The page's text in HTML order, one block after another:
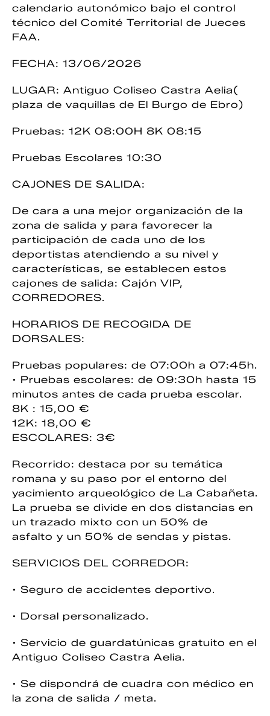
calendario autonómico bajo el control
técnico del Comité Territorial de Jueces
FAA.
FECHA: 13/06/2026
LUGAR: Antiguo Coliseo Castra Aelia(
plaza de vaquillas de El Burgo de Ebro)
Pruebas: 12K 08:00H 8K 08:15
Pruebas Escolares 10:30
CAJONES DE SALIDA:
De cara a una mejor organización de la
zona de salida y para favorecer la
participación de cada uno de los
deportistas atendiendo a su nivel y
características, se establecen estos
cajones de salida: Cajón VIP,
CORREDORES.
HORARIOS DE RECOGIDA DE
DORSALES:
Pruebas populares: de 07:00h a 07:45h.
• Pruebas escolares: de 09:30h hasta 15
minutos antes de cada prueba escolar.
8K : 15,00 €
12K: 18,00 €
ESCOLARES: 3€
Recorrido: destaca por su temática
romana y su paso por el entorno del
yacimiento arqueológico de La Cabañeta.
La prueba se divide en dos distancias en
un trazado mixto con un 50% de
asfalto y un 50% de sendas y pistas.
SERVICIOS DEL CORREDOR:
• Seguro de accidentes deportivo.
• Dorsal personalizado.
• Servicio de guardatúnicas gratuito en el
Antiguo Coliseo Castra Aelia.
• Se dispondrá de cuadra con médico en
la zona de salida / meta.